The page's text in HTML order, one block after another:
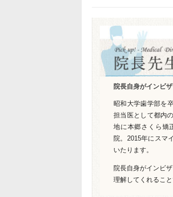
院長自身がインビ
昭和大学歯学部を
担当医として都内
地に本郷さくら矯
院。2015年にスマ
いたります。
院長自身がインビ
理解してくれること